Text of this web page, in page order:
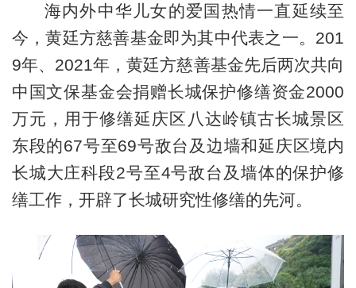
海内外中华儿女的爱国热情一直延续至
今，黄廷方慈善基金即为其中代表之一。201
9年、2021年，黄廷方慈善基金先后两次共向
中国文保基金会捐赠长城保护修缮资金2000
万元，用于修缮延庆区八达岭镇古长城景区
东段的67号至69号敌台及边墙和延庆区境内
长城大庄科段2号至4号敌台及墙体的保护修
缮工作，开辟了长城研究性修缮的先河。